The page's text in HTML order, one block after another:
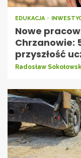
EDUKACJA
Nowe
Chrzanowie:
przyszłość
Radosław